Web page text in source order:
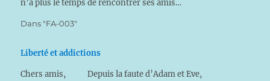
n’a plus le temps de rencontrer ses amis…
Dans "FA-003"
Liberté et addictions
Chers amis, Depuis la faute d’Adam et Eve,